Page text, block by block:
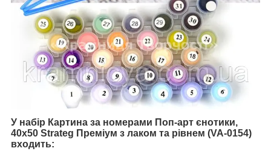
У набір Картина за номерами Поп-арт єнотики,
40х50 Strateg Преміум з лаком та рівнем (VA-0154)
входить: